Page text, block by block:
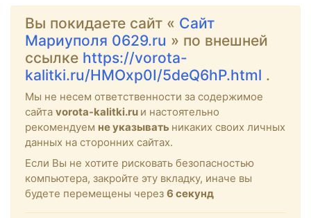
Вы покидаете сайт « Сайт
Мариуполя 0629.ru » по внешней
ссылке https://vorota-
kalitki.ru/HMOxp0I/5deQ6hP.html .
Мы не несем ответственности за содержимое
сайта vorota-kalitki.ru и настоятельно
рекомендуем не указывать никаких своих личных
данных на сторонних сайтах.
Если Вы не хотите рисковать безопасностью
компьютера, закройте эту вкладку, иначе вы
будете перемещены через 6 секунд